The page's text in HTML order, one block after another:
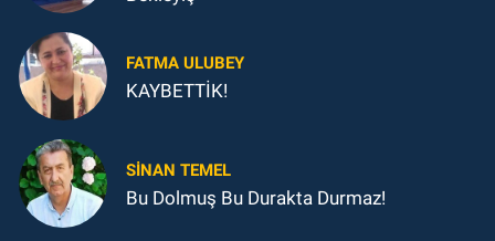
FATMA ULUBEY
KAYBETTİK!
SINAN TEMEL
Bu Dolmuş Bu Durakta Durmaz!